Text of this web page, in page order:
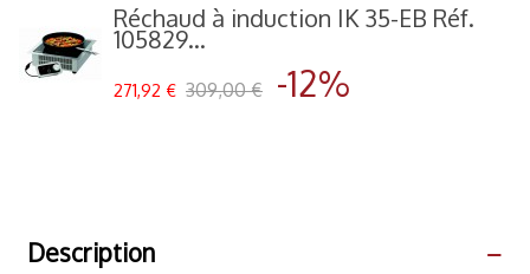
Réchaud à induction IK 35-EB Réf.
105829...
271,92 € 309,00 € -12%
Description